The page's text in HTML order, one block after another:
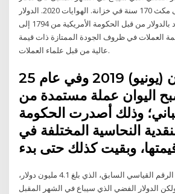
نساه لورد انجليزي حتى مكث 170 سنة في خزانة. الهوايات 2020. الدولار
الفضي تم سك النقود بالدولار من قبل الحكومة الأمريكية من 1794 إلى
قيمة العملات في ظروف الجودة الممتازة ذات قيمة
عالية من قبل علماء العملات.
25 حزيران (يونيو) 2019 وفي عام
أصبح اليوان عملة مستمدة من
وذلك أصدرت الحكومة
النحاسية المختلفة في
وهذا كان أكثر من ضِعف الرقم القياسي السابق، الذي بلغ 4.1 مليون دولار،
عام 1999. ولكن الدولار الفضي الذي سيباع في الشهر المقبل